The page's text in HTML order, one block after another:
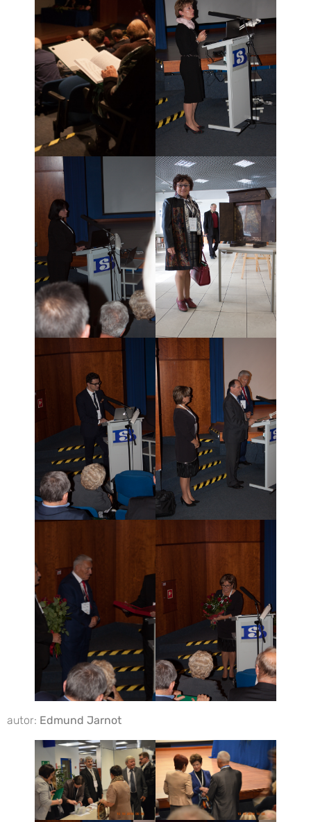
autor: Edmund Jarnot